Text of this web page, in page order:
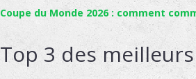
Coupe du Monde 2026 : comment
Top 3 des